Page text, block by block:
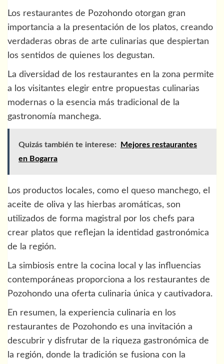
Los restaurantes de Pozohondo otorgan gran
importancia a la presentación de los platos, creando
verdaderas obras de arte culinarias que despiertan
los sentidos de quienes los degustan.
La diversidad de los restaurantes en la zona permite
a los visitantes elegir entre propuestas culinarias
modernas o la esencia más tradicional de la
gastronomía manchega.
Quizás también te interese:
Mejores restaurantes
en Bogarra
Los productos locales, como el queso manchego, el
aceite de oliva y las hierbas aromáticas, son
utilizados de forma magistral por los chefs para
crear platos que reflejan la identidad gastronómica
de la región.
La simbiosis entre la cocina local y las influencias
contemporáneas proporciona a los restaurantes de
Pozohondo una oferta culinaria única y cautivadora.
En resumen, la experiencia culinaria en los
restaurantes de Pozohondo es una invitación a
descubrir y disfrutar de la riqueza gastronómica de
la región, donde la tradición se fusiona con la